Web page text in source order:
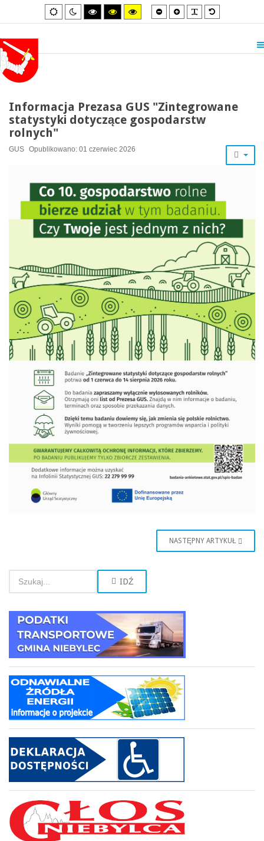
Default
mode
Night
mode
High
contrast
High
contrast
High
contrast
Smaller
font
Larger
font
Default
font
Informacja Prezasa GUS "Zintegrowane
statystyki dotyczące gospodarstw
rolnych"
GUS Opublikowano: 01 czerwiec 2026
NASTĘPNY ARTYKUŁ
IDŹ